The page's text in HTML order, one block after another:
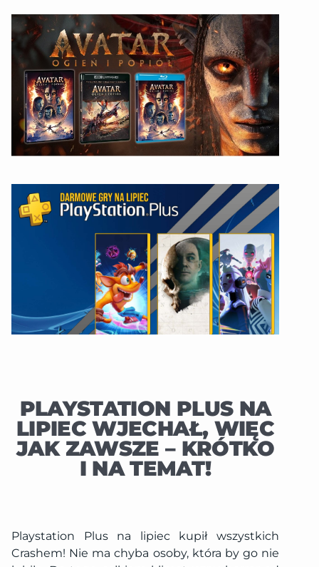
PLAYSTATION PLUS NA
LIPIEC WJECHAŁ, WIĘC
JAK ZAWSZE – KRÓTKO
I NA TEMAT!
Playstation Plus na lipiec kupił wszystkich
Crashem! Nie ma chyba osoby, która by go nie